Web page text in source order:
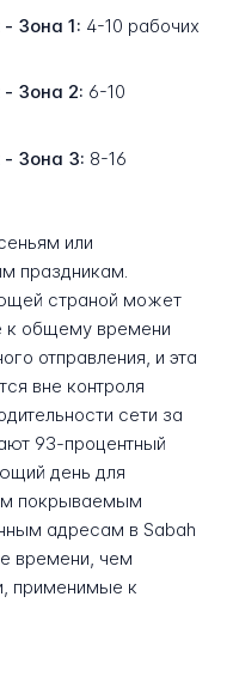
Зона 1: 4-10 рабочих
Зона 2: 6-10
Зона 3: 8-16
или
праздникам.
страной может
к общему времени
отправления, и эта
вне контроля
сети за
93-процентный
день для
покрываемым
адресам в Sabah
времени, чем
применимые к